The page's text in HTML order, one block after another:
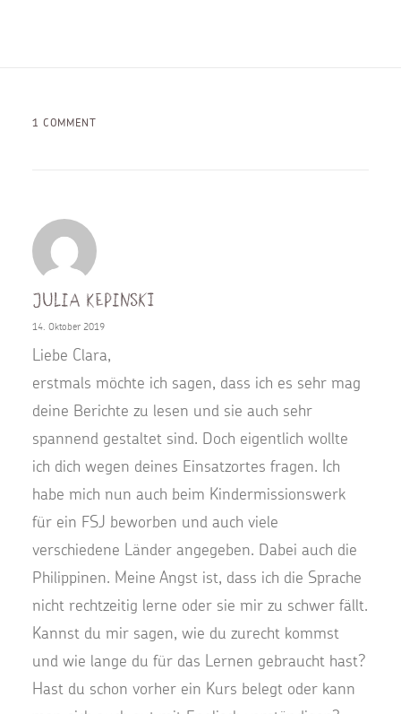
1 COMMENT
Julia Kepinski
14. Oktober 2019
Liebe Clara,
erstmals möchte ich sagen, dass ich es sehr mag
deine Berichte zu lesen und sie auch sehr
spannend gestaltet sind. Doch eigentlich wollte
ich dich wegen deines Einsatzortes fragen. Ich
habe mich nun auch beim Kindermissionswerk
für ein FSJ beworben und auch viele
verschiedene Länder angegeben. Dabei auch die
Philippinen. Meine Angst ist, dass ich die Sprache
nicht rechtzeitig lerne oder sie mir zu schwer fällt.
Kannst du mir sagen, wie du zurecht kommst
und wie lange du für das Lernen gebraucht hast?
Hast du schon vorher ein Kurs belegt oder kann